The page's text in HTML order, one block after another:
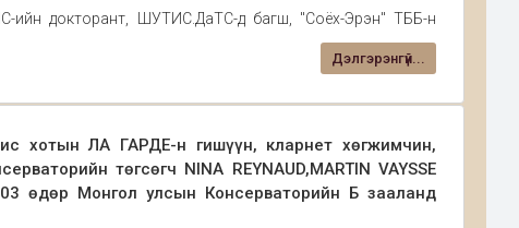
ийн докторант, ШУТИС.ДаТС-д багш, "Соёх-Эрэн" ТББ-н
багш бүжгийн танхимын хүсэлтээр уригдан ирж,
зориулсан "Өсвөр насны сэтгэл зүйн онцлог" лекцийг
Дэлгэрэнгүй...
хотын ЛА ГАРДЕ-н гишүүн, кларнет хөгжимчин,
төгсөгч NINA REYNAUD,MARTIN VAYSSE
өдөр Монгол улсын Консерваторийн Б зааланд